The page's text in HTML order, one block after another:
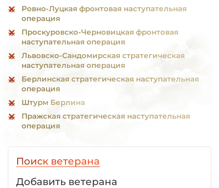
Ровно-Луцкая фронтовая наступательная
операция
Проскуровско-Черновицкая фронтовая
наступательная операция
Львовско-Сандомирская стратегическая
наступательная операция
Берлинская стратегическая наступательная
операция
Штурм Берлина
Пражская стратегическая наступательная
операция
Поиск ветерана
Добавить ветерана